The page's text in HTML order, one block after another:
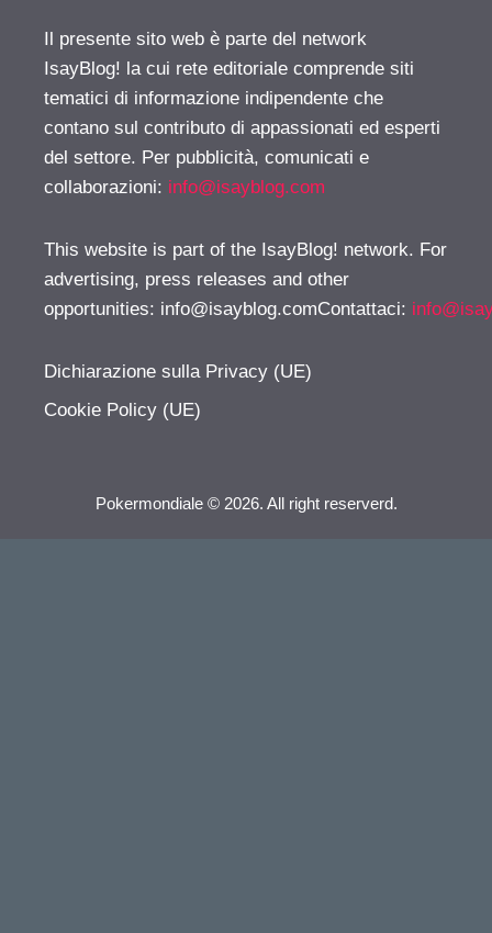
Il presente sito web è parte del network
IsayBlog! la cui rete editoriale comprende siti
tematici di informazione indipendente che
contano sul contributo di appassionati ed esperti
del settore. Per pubblicità, comunicati e
collaborazioni: info@isayblog.com
This website is part of the IsayBlog! network. For
advertising, press releases and other
opportunities: info@isayblog.comContattaci:
Dichiarazione sulla Privacy (UE)
Cookie Policy (UE)
Pokermondiale © 2026. All right reserverd.